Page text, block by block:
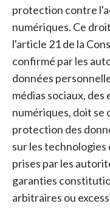
protection contre
numériques. Ce
l'article 21 de la
confirmé par les
données
médias sociaux, des
numériques, doit se
protection des
sur les
prises par les
garanties
arbitraires ou